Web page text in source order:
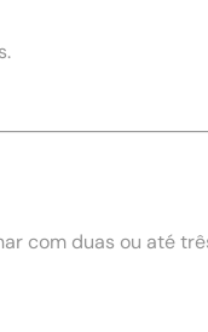
com duas ou até